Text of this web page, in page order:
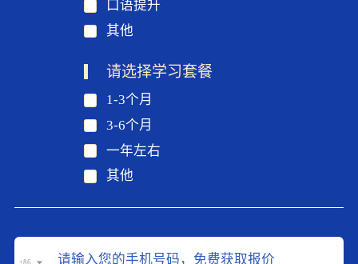
口语提升
其他
请选择学习套餐
1-3个月
3-6个月
一年左右
其他
+86